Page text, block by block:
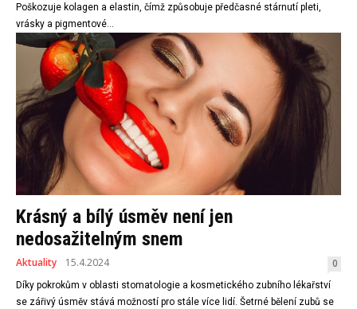
Poškozuje kolagen a elastin, čímž způsobuje předčasné stárnutí pleti,
vrásky a pigmentové...
Krásný a bílý úsměv není jen
nedosažitelným snem
Aktuality 15.4.2024 0
Díky pokrokům v oblasti stomatologie a kosmetického zubního lékařství
se zářivý úsměv stává možností pro stále více lidí. Šetrné bělení zubů se